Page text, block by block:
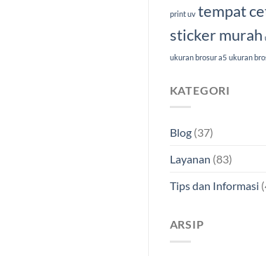
print uv tempat
sticker murah
ukuran brosur a5 ukuran
KATEGORI
Blog(37)
Layanan (83)
Tips dan Informasi
ARSIP